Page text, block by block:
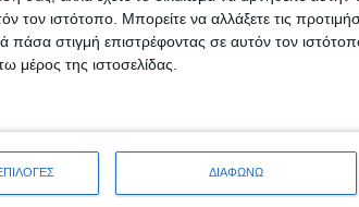
τον ιστότοπο. Μπορείτε να αλλάξετε τις
στιγμή επιστρέφοντας σε αυτόν τον
μέρος της ιστοσελίδας.
ΔΙΑΦΩΝΩ
Βλάχων, Σαρακατσάνων), ενώ η φύση και η
Πράσινη Συμφωνία. Και επισημαίνεται
υποβάθμιση του φυσικού μας κεφαλαίου θα
ανάπτυξης, ενώ διευκολύνει πανδημίες
Μενιδίου, θα επισημαίναμε ότι πρέπει να
ο τρόπος ζωής των Αρβανιτών, των
κηπευτικών, ελιών) και εκτροφών